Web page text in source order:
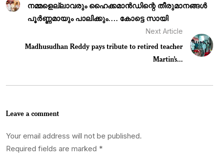
നമ്മളെല്ലാവരും ഹൈക്കമാൻഡിന്റെ തീരുമാനങ്ങൾ
പൂർണ്ണമായും പാലിക്കും…. കോട്ടെ സായി
Next Article
Madhusudhan Reddy pays tribute to retired teacher
Martin’s...
Leave a comment
Your email address will not be published.
Required fields are marked *